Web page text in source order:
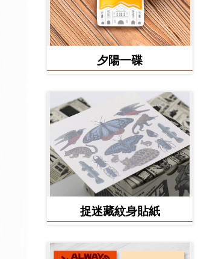
夕陽一碟
捉迷藏紋身貼紙